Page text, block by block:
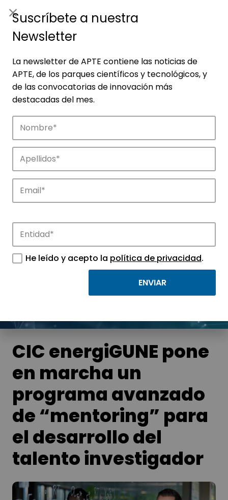
Noticias
Conoce las noticias más destacadas de
APTE y sus parques científicos y
CIC energiGUNE pone
en marcha un
programa avanzado
de “mentoring” para
el desarrollo del
talento investigador
Suscríbete a nuestra
Newsletter
La newsletter de APTE contiene las noticias de
APTE, de los parques científicos y tecnológicos, y
de las convocatorias de innovación más
destacadas del mes.
He leído y acepto la política de privacidad.